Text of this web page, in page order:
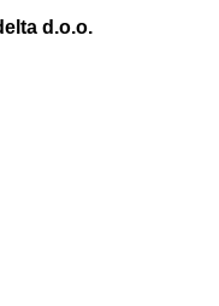
d.o.o.